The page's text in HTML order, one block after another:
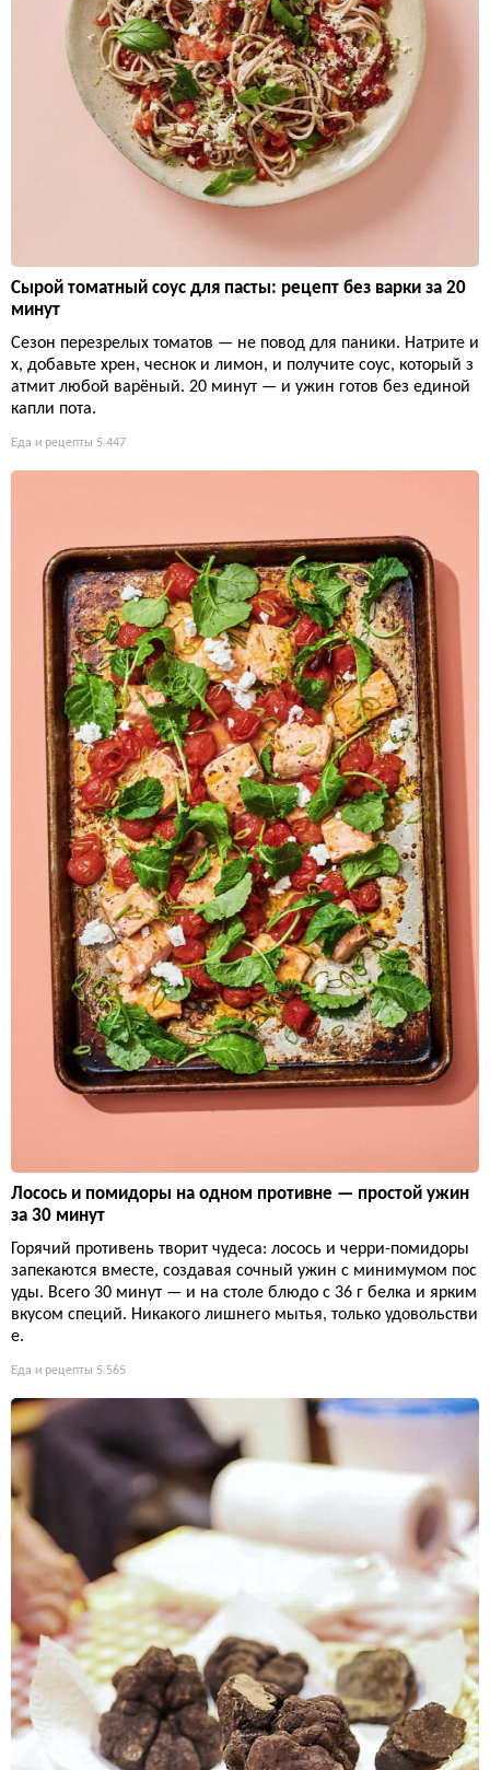
Сырой томатный соус для пасты: рецепт без варки за 20
минут
Сезон перезрелых томатов — не повод для паники. Натрите и
х, добавьте хрен, чеснок и лимон, и получите соус, который з
атмит любой варёный. 20 минут — и ужин готов без единой
капли пота.
Еда и рецепты 5 447
Лосось и помидоры на одном противне — простой ужин
за 30 минут
Горячий противень творит чудеса: лосось и черри-помидоры
запекаются вместе, создавая сочный ужин с минимумом пос
уды. Всего 30 минут — и на столе блюдо с 36 г белка и ярким
вкусом специй. Никакого лишнего мытья, только удовольстви
е.
Еда и рецепты 5 565